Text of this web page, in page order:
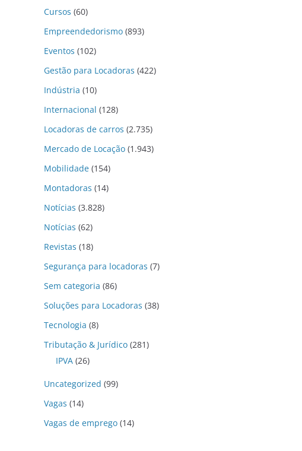
Cursos (60)
Empreendedorismo (893)
Eventos (102)
Gestão para Locadoras (422)
Indústria (10)
Internacional (128)
Locadoras de carros (2.735)
Mercado de Locação (1.943)
Mobilidade (154)
Montadoras (14)
Notícias (3.828)
Notícias (62)
Revistas (18)
Segurança para locadoras (7)
Sem categoria (86)
Soluções para Locadoras (38)
Tecnologia (8)
Tributação & Jurídico (281)
IPVA (26)
Uncategorized (99)
Vagas (14)
Vagas de emprego (14)